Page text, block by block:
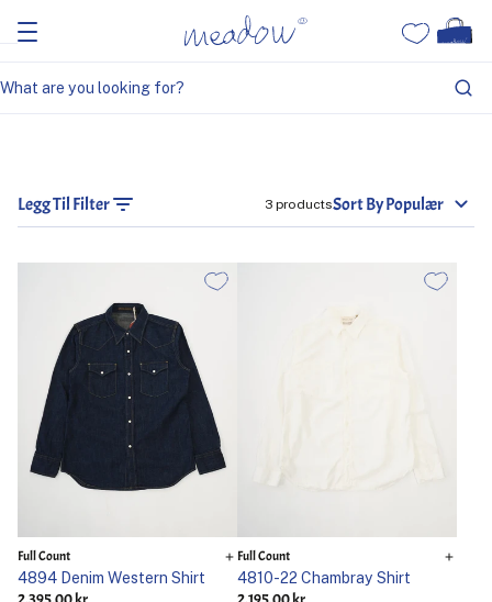
Legg Til Filter 3 productsSort By Populær
Full Count
4894 Denim Western Shirt
Full Count
4810-22 Chambray Shirt